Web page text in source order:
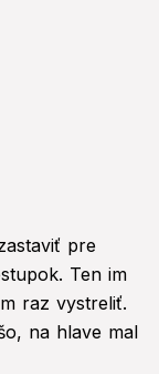
pre
Ten im
raz vystreliť.
na hlave mal